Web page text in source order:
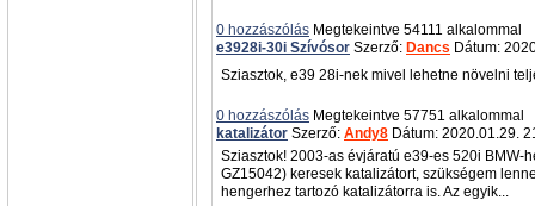
0 hozzászólás Megtekeintve 54111 alkalommal
e3928i-30i Szívósor Szerző: Dancs Dátum:
Sziasztok, e39 28i-nek mivel lehetne növelni
0 hozzászólás Megtekeintve 57751 alkalommal
katalizátor Szerző: Andy8 Dátum: 2020.01.29.
Sziasztok! 2003-as évjáratú e39-es 520i BMW-
GZ15042) keresek katalizátort, szükségem
hengerhez tartozó katalizátorra is. Az egyik...